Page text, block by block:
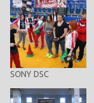
SONY DSC